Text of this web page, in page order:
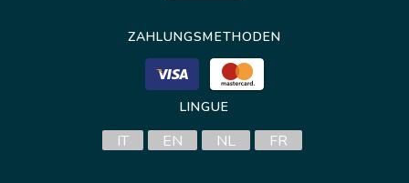
ZAHLUNGSMETHODEN
LINGUE
IT EN NL FR